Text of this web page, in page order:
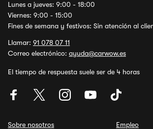
Lunes a jueves: 9:00 - 18:00
Viernes: 9:00 - 15:00
Fines de semana y festivos: Sin atención al
Llamar: 91 078 07 11
Correo electrónico: ayuda@carwow.es
El tiempo de respuesta suele ser de 4 horas
Sobre nosotros
Empleo